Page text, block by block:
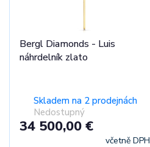
Bergl Diamonds - Luis
náhrdelník zlato
Skladem na 2 prodejnách
Nedostupný
34 500,00 €
včetně DPH